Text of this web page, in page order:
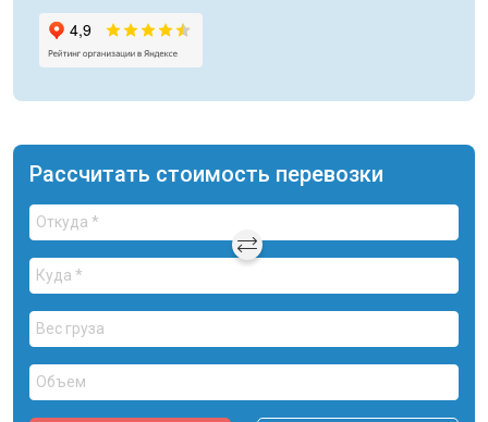
Рассчитать стоимость перевозки